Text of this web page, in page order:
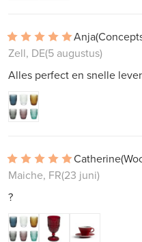
Anja
Zell, DE(5 augustus)
Alles perfect en snelle
Catherine
Maiche, FR(23 juni)
?